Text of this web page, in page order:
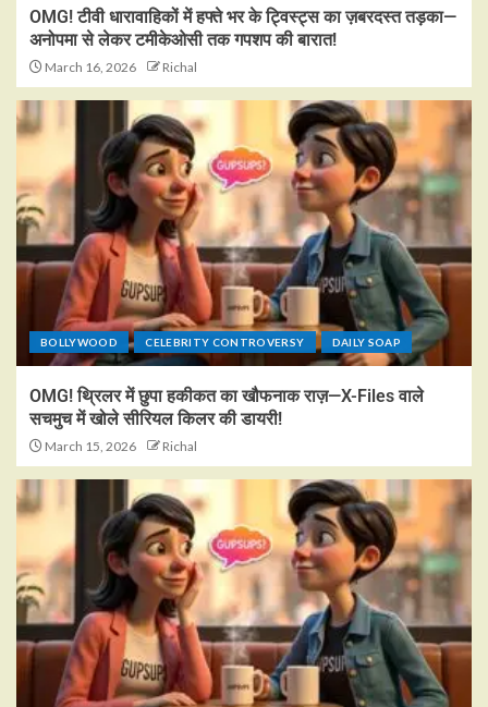
OMG! टीवी धारावाहिकों में हफ्ते भर के ट्विस्ट्स का ज़बरदस्त तड़का—
अनोपमा से लेकर टमीकेओसी तक गपशप की बारात!
March 16, 2026 Richal
BOLLYWOOD CELEBRITY CONTROVERSY DAILY SOAP
OMG! थ्रिलर में छुपा हकीकत का खौफनाक राज़—X-Files वाले
सचमुच में खोले सीरियल किलर की डायरी!
March 15, 2026 Richal